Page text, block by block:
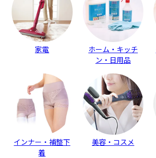
家電
ホーム・キッチ
ン・日用品
インナー・補整下
着
美容・コスメ